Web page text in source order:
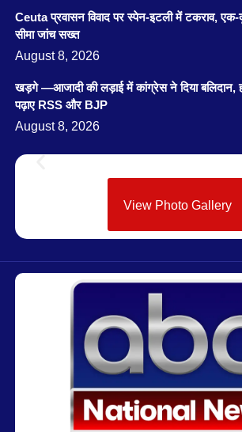
Ceuta प्रवासन विवाद पर स्पेन-इटली में टकराव, एक-
सीमा जांच सख्त
August 8, 2026
खड़गे —आजादी की लड़ाई में कांग्रेस ने दिया बलिदान,
पढ़ाए RSS और BJP
August 8, 2026
View Photo Gallery